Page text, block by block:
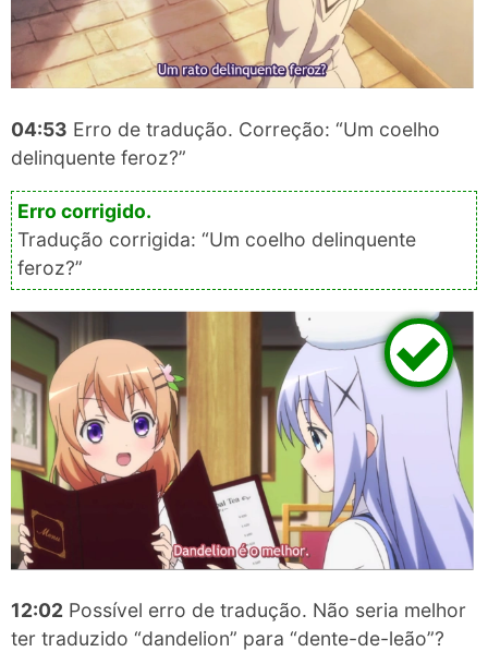
04:53 Erro de tradução. Correção: “Um coelho
delinquente feroz?”
Tradução corrigida: “Um coelho delinquente
feroz?”
12:02 Possível erro de tradução. Não seria melhor
ter traduzido “dandelion” para “dente-de-leão”?